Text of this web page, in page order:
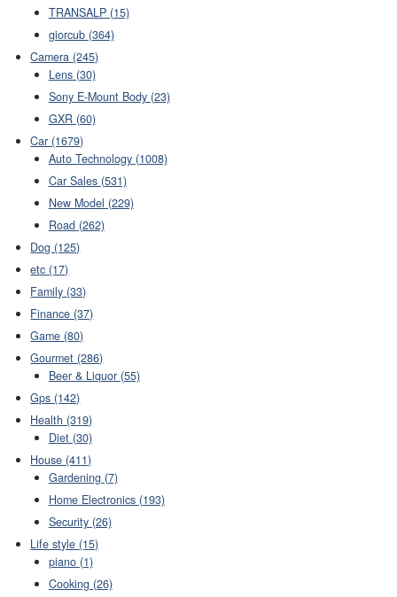
TRANSALP (15)
giorcub (364)
Camera (245)
Lens (30)
Sony E-Mount Body (23)
GXR (60)
Car (1679)
Auto Technology (1008)
Car Sales (531)
New Model (229)
Road (262)
Dog (125)
etc (17)
Family (33)
Finance (37)
Game (80)
Gourmet (286)
Beer & Liquor (55)
Gps (142)
Health (319)
Diet (30)
House (411)
Gardening (7)
Home Electronics (193)
Security (26)
Life style (15)
piano (1)
Cooking (26)